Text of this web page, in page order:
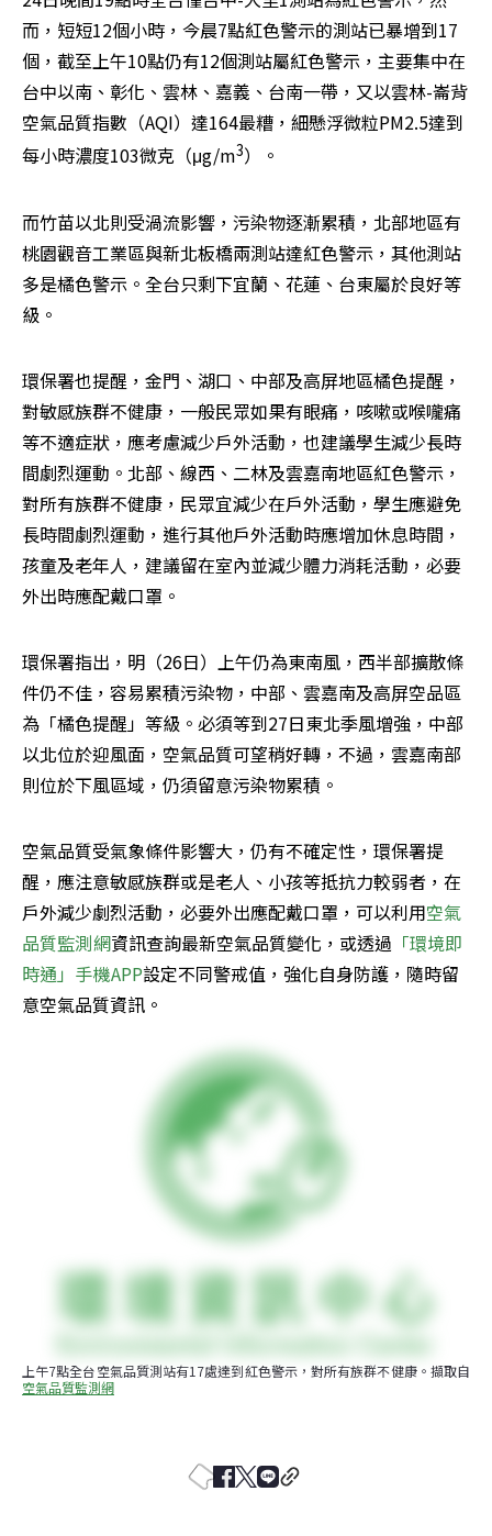
而，短短12個小時，今晨7點紅色警示的測站已暴增到17
個，截至上午10點仍有12個測站屬紅色警示，主要集中在
台中以南、彰化、雲林、嘉義、台南一帶，又以雲林-崙背
空氣品質指數（AQI）達164最糟，細懸浮微粒PM2.5達到
每小時濃度103微克（μg/m3）。
而竹苗以北則受渦流影響，污染物逐漸累積，北部地區有
桃園觀音工業區與新北板橋兩測站達紅色警示，其他測站
多是橘色警示。全台只剩下宜蘭、花蓮、台東屬於良好等
級。
環保署也提醒，金門、湖口、中部及高屏地區橘色提醒，
對敏感族群不健康，一般民眾如果有眼痛，咳嗽或喉嚨痛
等不適症狀，應考慮減少戶外活動，也建議學生減少長時
間劇烈運動。北部、線西、二林及雲嘉南地區紅色警示，
對所有族群不健康，民眾宜減少在戶外活動，學生應避免
長時間劇烈運動，進行其他戶外活動時應增加休息時間，
孩童及老年人，建議留在室內並減少體力消耗活動，必要
外出時應配戴口罩。
環保署指出，明（26日）上午仍為東南風，西半部擴散條
件仍不佳，容易累積污染物，中部、雲嘉南及高屏空品區
為「橘色提醒」等級。必須等到27日東北季風增強，中部
以北位於迎風面，空氣品質可望稍好轉，不過，雲嘉南部
則位於下風區域，仍須留意污染物累積。
空氣品質受氣象條件影響大，仍有不確定性，環保署提
醒，應注意敏感族群或是老人、小孩等抵抗力較弱者，在
戶外減少劇烈活動，必要外出應配戴口罩，可以利用空氣
品質監測網資訊查詢最新空氣品質變化，或透過 「環境即
時通」手機APP設定不同警戒值，強化自身防護，隨時留
意空氣品質資訊。
上午7點全台空氣品質測站有17處達到紅色警示，對所有族群不健康。擷取自
空氣品質監測網